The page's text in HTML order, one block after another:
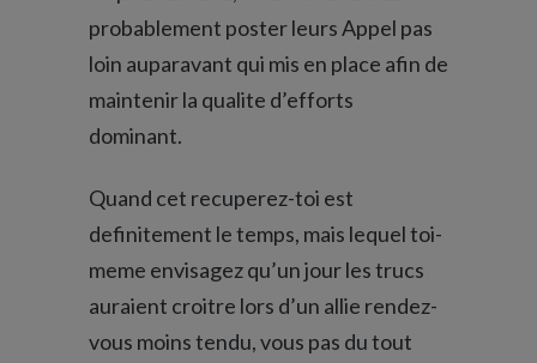
probablement poster leurs Appel pas
loin auparavant qui mis en place afin de
maintenir la qualite d’efforts
dominant.
Quand cet recuperez-toi est
definitement le temps, mais lequel toi-
meme envisagez qu’un jour les trucs
auraient croitre lors d’un allie rendez-
vous moins tendu, vous pas du tout